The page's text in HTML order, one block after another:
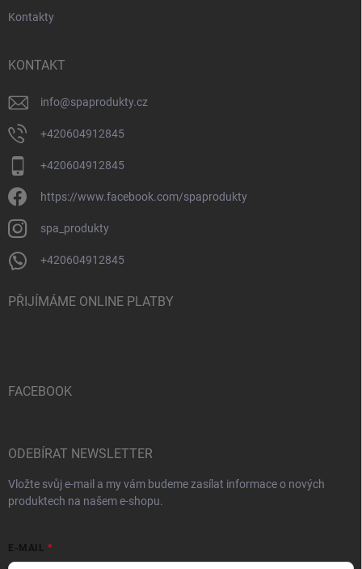
Kontakty
KONTAKT
info@spaprodukty.cz
+420604912845
+420604912845
https://www.facebook.com/spaprodukty
spa_produkty
+420604912845
PŘIJÍMÁME ONLINE PLATBY
FACEBOOK
ODEBÍRAT NEWSLETTER
Vložte svůj e-mail a my vám budeme zasílat informace o nových
produktech na našem e-shopu.
E-MAIL